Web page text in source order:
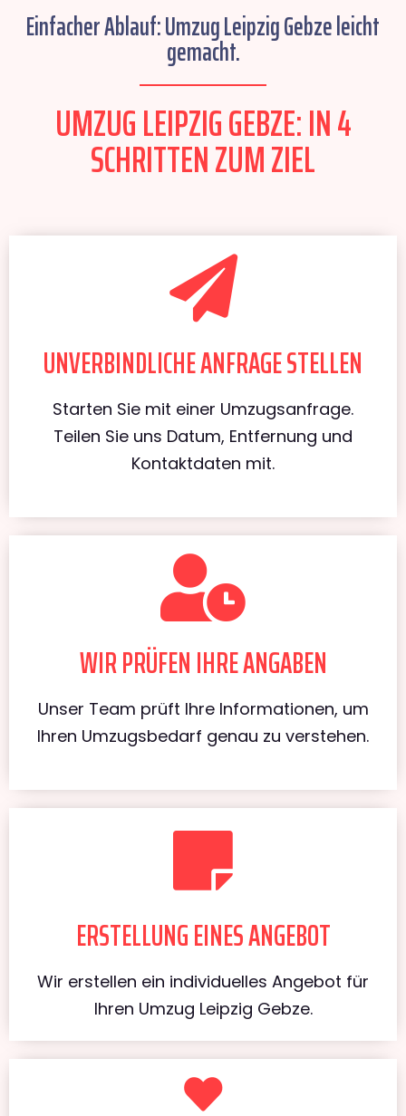
Einfacher Ablauf: Umzug Leipzig Gebze leicht
gemacht.
UMZUG LEIPZIG GEBZE: IN 4
SCHRITTEN ZUM ZIEL
UNVERBINDLICHE ANFRAGE STELLEN
Starten Sie mit einer Umzugsanfrage.
Teilen Sie uns Datum, Entfernung und
Kontaktdaten mit.
WIR PRÜFEN IHRE ANGABEN
Unser Team prüft Ihre Informationen, um
Ihren Umzugsbedarf genau zu verstehen.
ERSTELLUNG EINES ANGEBOT
Wir erstellen ein individuelles Angebot für
Ihren Umzug Leipzig Gebze.